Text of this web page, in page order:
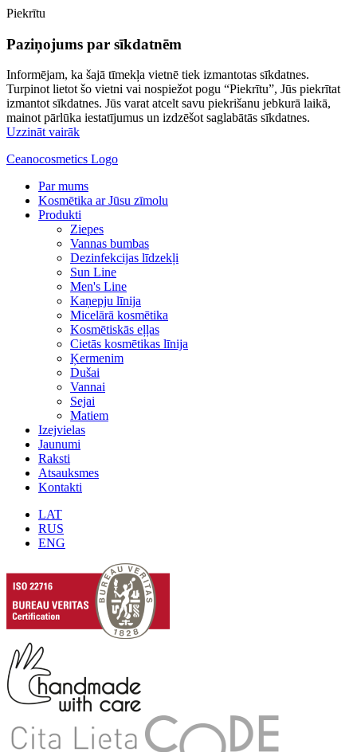
Piekrītu
Paziņojums par sīkdatnēm
Informējam, ka šajā tīmekļa vietnē tiek izmantotas sīkdatnes.
Turpinot lietot šo vietni vai nospiežot pogu “Piekrītu”, Jūs piekrītat
izmantot sīkdatnes. Jūs varat atcelt savu piekrišanu jebkurā laikā,
mainot pārlūka iestatījumus un izdzēšot saglabātās sīkdatnes.
Uzzināt vairāk
Ceanocosmetics Logo
Par mums
Kosmētika ar Jūsu zīmolu
Produkti
Ziepes
Vannas bumbas
Dezinfekcijas līdzekļi
Sun Line
Men's Line
Kaņepju līnija
Micelārā kosmētika
Kosmētiskās eļļas
Cietās kosmētikas līnija
Ķermenim
Dušai
Vannai
Sejai
Matiem
Izejvielas
Jaunumi
Raksti
Atsauksmes
Kontakti
LAT
RUS
ENG